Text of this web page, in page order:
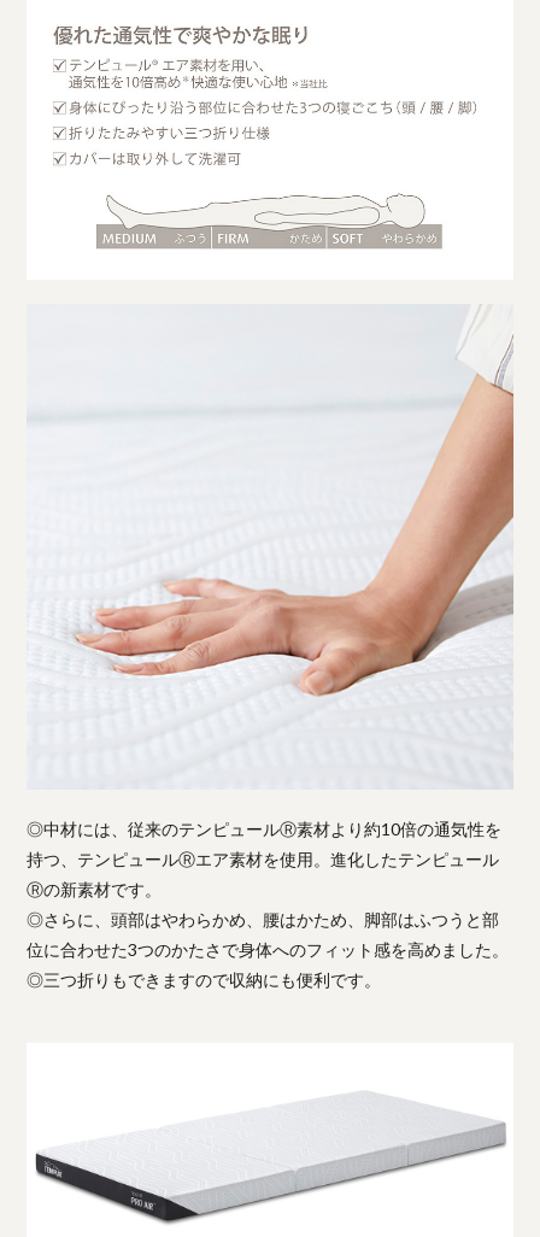
◎中材には、従来のテンピュールⓇ素材より約10倍の通気性を
持つ、テンピュールⓇエア素材を使用。進化したテンピュール
Ⓡの新素材です。
◎さらに、頭部はやわらかめ、腰はかため、脚部はふつうと部
位に合わせた3つのかたさで身体へのフィット感を高めました。
◎三つ折りもできますので収納にも便利です。